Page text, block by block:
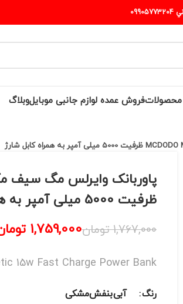
فروش عمده لوازم جانبی موبایلوبلاگ
میلی آمپر به همراه کابل شارژ
تومان1,759,000 تومان
15w Fast Charge Power
آبیبنفشمشکی